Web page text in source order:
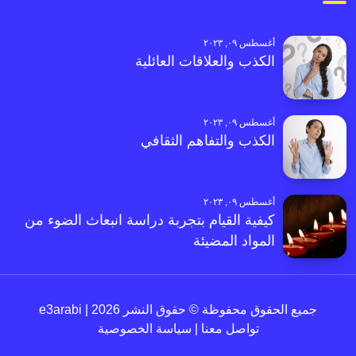
أغسطس ٠٩, ٢٠٢٣
الكذب والعلاقات العائلية
أغسطس ٠٩, ٢٠٢٣
الكذب والتفاهم الثقافي
أغسطس ٠٩, ٢٠٢٣
كيفية القيام بتجربة دراسة انبعاث الضوء من
المواد المضيئة
جميع الحقوق محفوظة © حقوق النشر 2026 | e3arabi
تواصل معنا
سياسة الخصوصية